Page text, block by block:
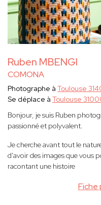
Ruben MBENGI
COMONA
Photographe à Toulouse
Se déplace à Toulouse
Bonjour, je suis Ruben
passionné et polyvalent.
Je cherche avant tout le
d'avoir des images que vous
racontant une histoire